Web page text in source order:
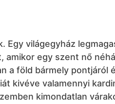
Egy világegyház
egy szent nő
föld bármely pontjáról
kivéve valamennyi
kimondatlan